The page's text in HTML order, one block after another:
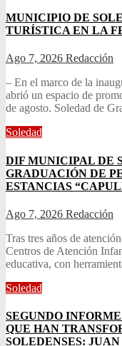
MUNICIPIO DE
TURÍSTICA EN LA
Ago 7, 2026 Redacción
– En el marco de la
abrió un espacio de
de agosto. Soledad de
Soledad
DIF MUNICIPAL DE
GRADUACIÓN DE
ESTANCIAS
Ago 7, 2026 Redacción
Tras tres años de
Centros de Atención
educativa, con
Soledad
SEGUNDO
QUE HAN
SOLEDENSES: